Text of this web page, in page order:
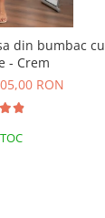
din bumbac cu
- Crem
RON